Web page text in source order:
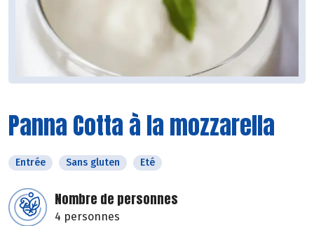
Panna Cotta à la mozzarella
Entrée Sans gluten Eté
Nombre de personnes
4 personnes